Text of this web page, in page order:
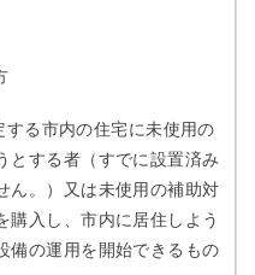
る市内の住宅に未使用の
とする者（すでに設置済み
ん。）又は未使用の補助対
購入し、市内に居住しよう
備の運用を開始できるもの